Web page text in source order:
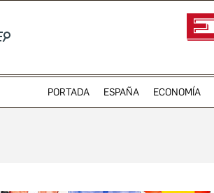
PORTADA ESPAÑA ECONOMÍA